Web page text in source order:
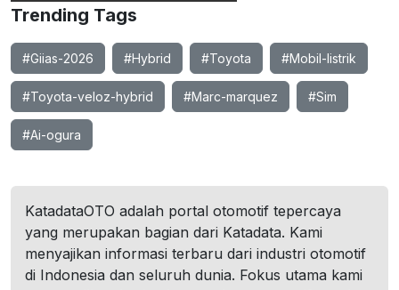
Trending Tags
#Giias-2026 #Hybrid #Toyota #Mobil-listrik
#Toyota-veloz-hybrid #Marc-marquez #Sim
#Ai-ogura
KatadataOTO adalah portal otomotif tepercaya
yang merupakan bagian dari Katadata. Kami
menyajikan informasi terbaru dari industri otomotif
di Indonesia dan seluruh dunia. Fokus utama kami